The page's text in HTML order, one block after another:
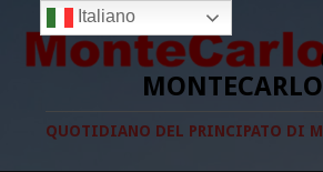
QUOTIDIANO DEL PRINCIPATO DI
Italiano